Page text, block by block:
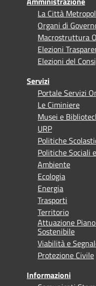
La Città
Organi di
Macrostruttura
Elezioni
Elezioni del
Servizi
Portale Servizi
Le Ciminiere
Musei e
URP
Politiche
Politiche Sociali
Ambiente
Ecologia
Energia
Trasporti
Territorio
Attuazione
Sostenibile
Viabilità e
Protezione Civile
Informazioni